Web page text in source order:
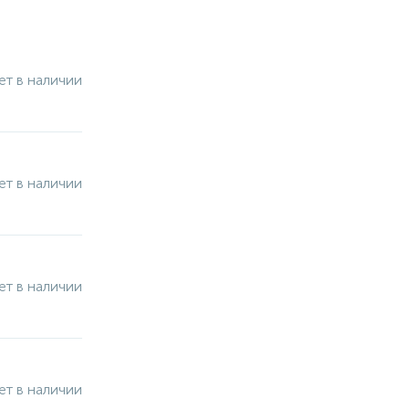
в наличии
в наличии
в наличии
в наличии